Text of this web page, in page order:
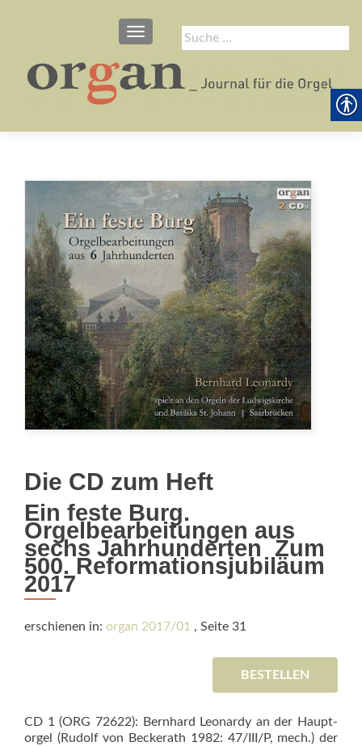
Suche
nach:
SCHALTE NAVIGATION
Die CD zum Heft
Ein feste Burg.
Orgelbearbeitungen aus
sechs Jahrhunderten  Zum
500. Reformationsjubiläum
2017
erschienen in: organ 2017/01 , Seite 31
BESTELLEN
CD 1 (ORG 72622): Bernhard Leonardy an der Haupt­
orgel (Rudolf von Beckerath 1982: 47/III/P, mech.) der